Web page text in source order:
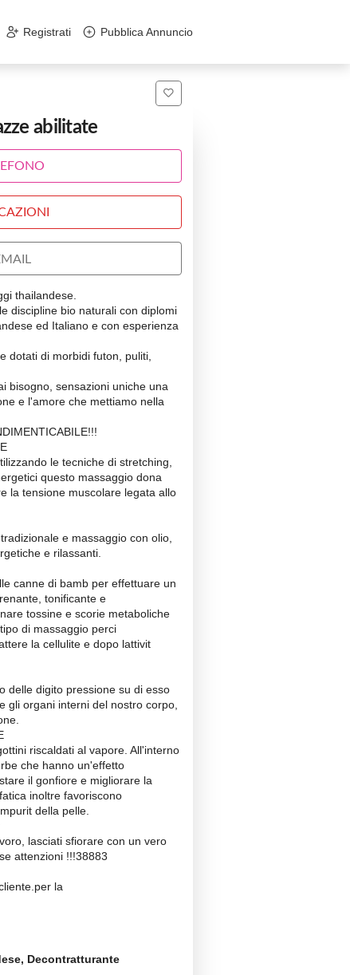
Registrati Pubblica Annuncio
abilitate
thailandese.
discipline bio naturali con diplomi
ed Italiano e con esperienza
dotati di morbidi futon, puliti,
bisogno, sensazioni uniche una
e l'amore che mettiamo nella
le tecniche di stretching,
questo massaggio dona
la tensione muscolare legata allo
e massaggio con olio,
e rilassanti.
canne di bamb per effettuare un
tonificante e
tossine e scorie metaboliche
di massaggio perci
la cellulite e dopo lattivit
delle digito pressione su di esso
gli organi interni del nostro corpo,
riscaldati al vapore. All'interno
che hanno un'effetto
il gonfiore e migliorare la
inoltre favoriscono
della pelle.
lasciati sfiorare con un vero
attenzioni !!!38883
la
Decontratturante